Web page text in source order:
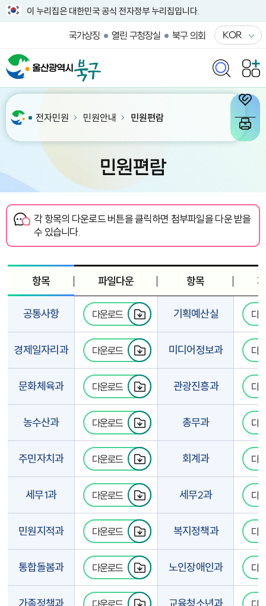
이 누리집은 대한민국 공식 전자정부 누리집입니다.
국가상징 열린 구청장실 북구 의회 KOR
전자민원 민원안내 민원편람
민원편람
각 항목의 다운로드 버튼을 클릭하면 첨부파일을 다운 받을
수 있습니다.
항목 파일다운 항목
공통사항 다운로드 기획예산실 다
경제일자리과 다운로드 미디어정보과 다
문화체육과 다운로드 관광진흥과 다
농수산과 다운로드 총무과 다
주민자치과 다운로드 회계과 다
세무1과 다운로드 세무2과 다
민원지적과 다운로드 복지정책과 다
통합돌봄과 다운로드 노인장애인과 다
다운로드 다